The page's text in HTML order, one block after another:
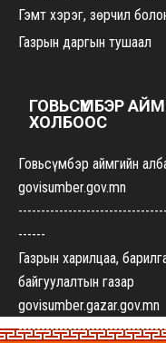
Гэмт хэрэг, зөрчил
Газрын даргын тушаал
ГОВЬСҮМБЭР
ХОЛБООС
Говьсүмбэр аймгийн
govisumber.gov.mn
------
Газрын харилцаа,
байгуулалтын газар
govisumber.gazar.gov.mn